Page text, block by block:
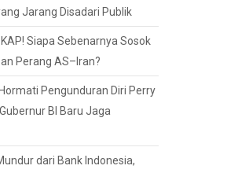
Jarang Disadari Publik
Siapa Sebenarnya Sosok
Perang AS–Iran?
Pengunduran Diri Perry
BI Baru Jaga
dari Bank Indonesia,